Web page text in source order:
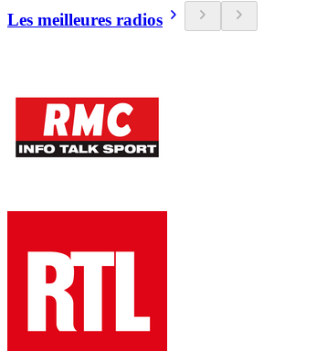
Les meilleures radios